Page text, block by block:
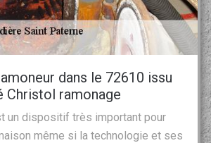
dans le 72610 issu
Christol ramonage
un dispositif très important pour
même si la technologie et ses